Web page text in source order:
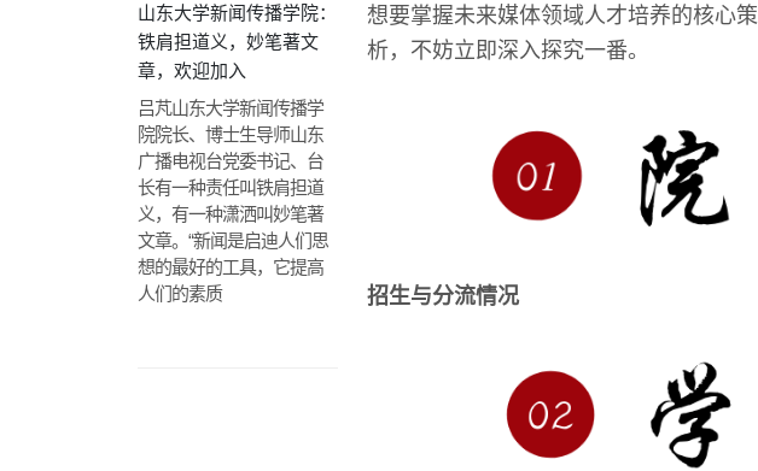
山东大学新闻传播学院：
铁肩担道义，妙笔著文
章，欢迎加入
吕芃山东大学新闻传播学
院院长、博士生导师山东
广播电视台党委书记、台
长有一种责任叫铁肩担道
义，有一种潇洒叫妙笔著
文章。“新闻是启迪人们思
想的最好的工具，它提高
人们的素质
想要掌握未来媒体领域人才培养的核心
析，不妨立即深入探究一番。
招生与分流情况